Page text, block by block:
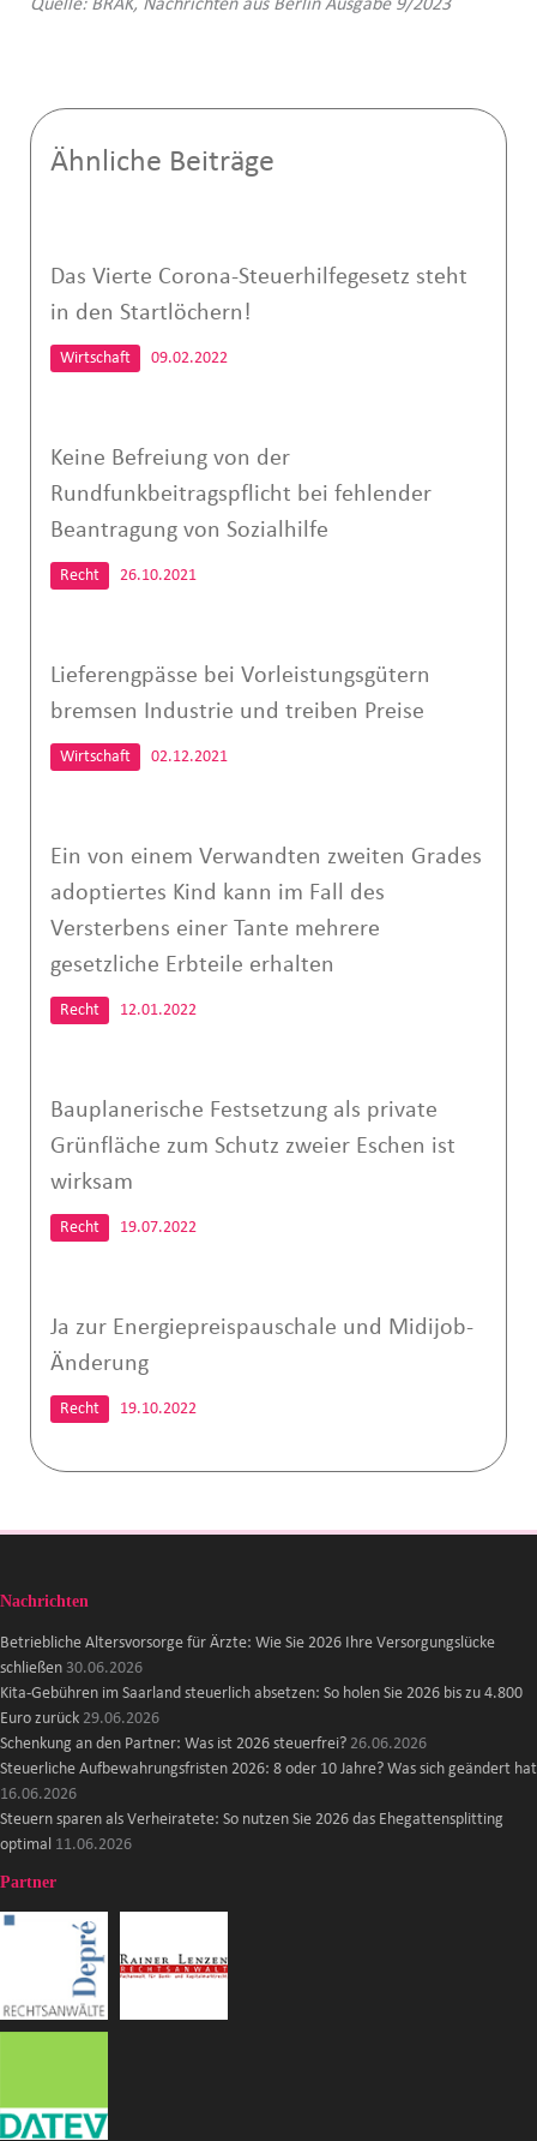
Quelle: BRAK, Nachrichten aus Berlin Ausgabe 9/2023
Ähnliche Beiträge
Das Vierte Corona-Steuerhilfegesetz steht
in den Startlöchern!
Wirtschaft 09.02.2022
Keine Befreiung von der
Rundfunkbeitragspflicht bei fehlender
Beantragung von Sozialhilfe
Recht 26.10.2021
Lieferengpässe bei Vorleistungsgütern
bremsen Industrie und treiben Preise
Wirtschaft 02.12.2021
Ein von einem Verwandten zweiten Grades
adoptiertes Kind kann im Fall des
Versterbens einer Tante mehrere
gesetzliche Erbteile erhalten
Recht 12.01.2022
Bauplanerische Festsetzung als private
Grünfläche zum Schutz zweier Eschen ist
wirksam
Recht 19.07.2022
Ja zur Energiepreispauschale und Midijob-
Änderung
Recht 19.10.2022
Nachrichten
Betriebliche Altersvorsorge für Ärzte: Wie Sie 2026 Ihre Versorgungslücke
schließen 30.06.2026
Kita-Gebühren im Saarland steuerlich absetzen: So holen Sie 2026 bis zu 4.800
Euro zurück 29.06.2026
Schenkung an den Partner: Was ist 2026 steuerfrei? 26.06.2026
Steuerliche Aufbewahrungsfristen 2026: 8 oder 10 Jahre? Was sich geändert hat
16.06.2026
Steuern sparen als Verheiratete: So nutzen Sie 2026 das Ehegattensplitting
optimal 11.06.2026
Partner